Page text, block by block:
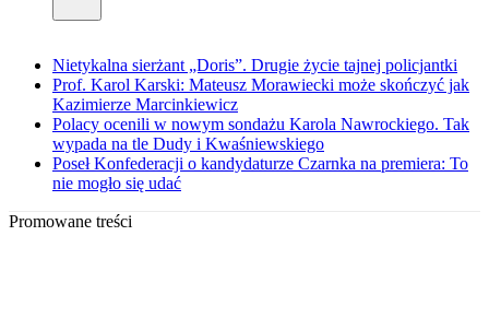
Nietykalna sierżant „Doris”. Drugie życie tajnej policjantki
Prof. Karol Karski: Mateusz Morawiecki może skończyć jak
Kazimierze Marcinkiewicz
Polacy ocenili w nowym sondażu Karola Nawrockiego. Tak
wypada na tle Dudy i Kwaśniewskiego
Poseł Konfederacji o kandydaturze Czarnka na premiera: To
nie mogło się udać
Promowane treści